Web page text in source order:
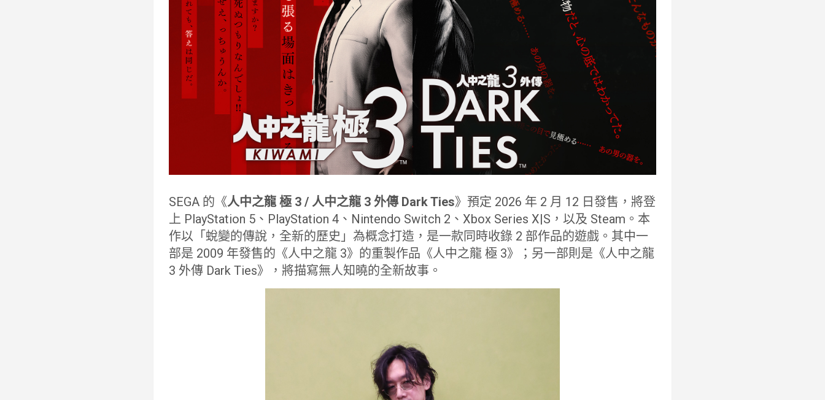
SEGA 的《人中之龍 極 3 / 人中之龍 3 外傳 Dark Ties》預定 2026 年 2 月 12 日發售，將登
上 PlayStation 5、PlayStation 4、Nintendo Switch 2、Xbox Series X|S，以及 Steam。本
作以「蛻變的傳說，全新的歷史」為概念打造，是一款同時收錄 2 部作品的遊戲。其中一
部是 2009 年發售的《人中之龍 3》的重製作品《人中之龍 極 3》；另一部則是《人中之龍
3 外傳 Dark Ties》，將描寫無人知曉的全新故事。